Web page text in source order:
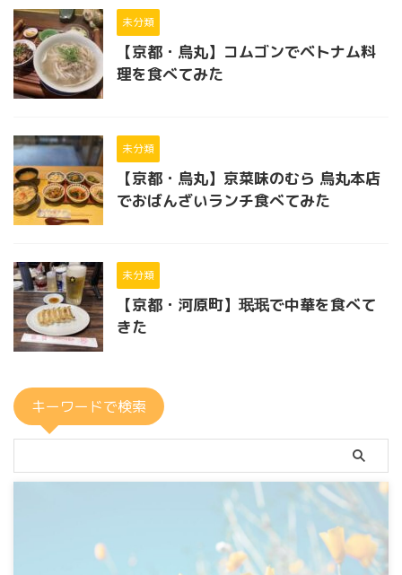
未分類
【京都・烏丸】コムゴンでベトナム料
理を食べてみた
未分類
【京都・烏丸】京菜味のむら 烏丸本店
でおばんざいランチ食べてみた
未分類
【京都・河原町】珉珉で中華を食べて
きた
キーワードで検索